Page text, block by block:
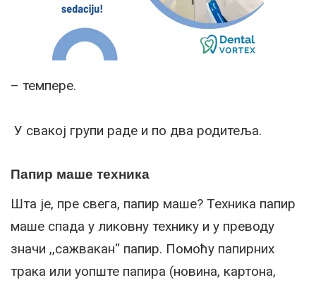
– темпере.
У свакој групи раде и по два родитеља.
Папир маше техника
Шта је, пре свега, папир маше? Техника папир
маше спада у ликовну технику и у преводу
значи ,,сажвакан“ папир. Помоћу папирних
трака или уопште папира (новина, картона,